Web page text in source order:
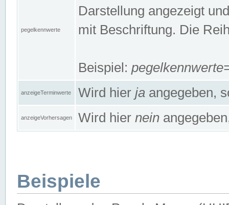
pegelkennwerte
Darstellung angezeigt
mit Beschriftung. Die
Beispiel:
anzeigeTerminwerte Wird hier ja angegeben,
anzeigeVorhersagen Wird hier nein
Beispiele